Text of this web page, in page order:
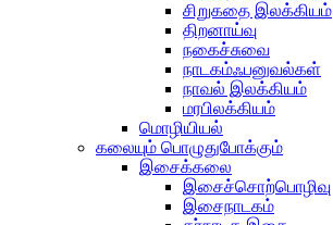
சிறுகதை இலக்கியம்
திறனாய்வு
நகைச்சுவை
நாடகம்ஃபனுவல்கள்
நாவல் இலக்கியம்
மரபிலக்கியம்
மொழியியல்
கலையும் பொழுதுபோக்கும்
இசைக்கலை
இசைச்சொற்பொழிவு
இசைநாடகம்